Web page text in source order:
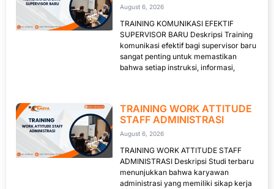
August 6, 2026
TRAINING KOMUNIKASI EFEKTIF
SUPERVISOR BARU Deskripsi Training
komunikasi efektif bagi supervisor baru
sangat penting untuk memastikan
bahwa setiap instruksi, informasi,
TRAINING WORK ATTITUDE
STAFF ADMINISTRASI
August 6, 2026
TRAINING WORK ATTITUDE STAFF
ADMINISTRASI Deskripsi Studi terbaru
menunjukkan bahwa karyawan
administrasi yang memiliki sikap kerja